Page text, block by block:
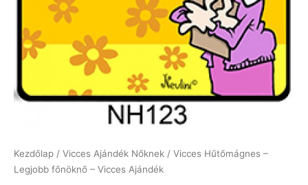
Kezdőlap / Vicces Ajándék Nőknek / Vicces Hűtőmágnes –
Legjobb főnöknő – Vicces Ajándék